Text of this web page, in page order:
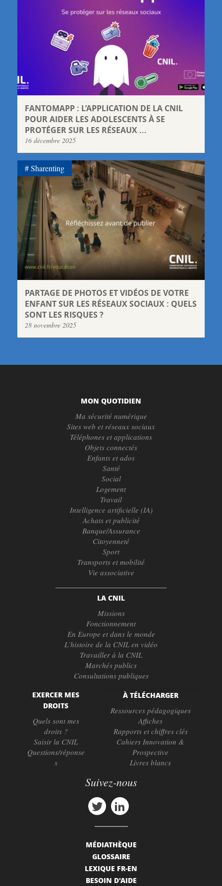
FANTOMAPP : L’APPLICATION DE LA CNIL
POUR AIDER LES ADOLESCENTS À SE
PROTÉGER SUR LES RÉSEAUX ...
16 décembre 2025
PARTAGE DE PHOTOS ET VIDÉOS DE VOTRE
ENFANT SUR LES RÉSEAUX SOCIAUX : QUELS
SONT LES RISQUES ?
28 novembre 2025
Sharenting
MON QUOTIDIEN
Ma sécurité numérique
Sites web et réseaux sociaux
Téléphones et applications
Objets connectés
Enfants et ados
Santé
Social
Logement
Travail
Intelligence artificielle (IA)
Achats et publicité
Banque/Assurance
Citoyenneté
Sport
Transports et mobilité
Vie associative
LA CNIL
Missions
Fonctionnement
En Europe et dans le monde
L’histoire de la CNIL en vidéo
Travailler à la CNIL
Marchés publics
Consultations publiques
EXERCER MES
DROITS
Quels sont mes
droits ?
Saisir la CNIL
Questions/réponse
s
À TÉLÉCHARGER
Ressources pédagogiques
Affiches
Rapports et chiffres clés
Cahiers Innovation &
Prospective
Livres blancs
Suivez-nous
MÉDIATHÈQUE
GLOSSAIRE
LEXIQUE FR-EN
BESOIN D'AIDE